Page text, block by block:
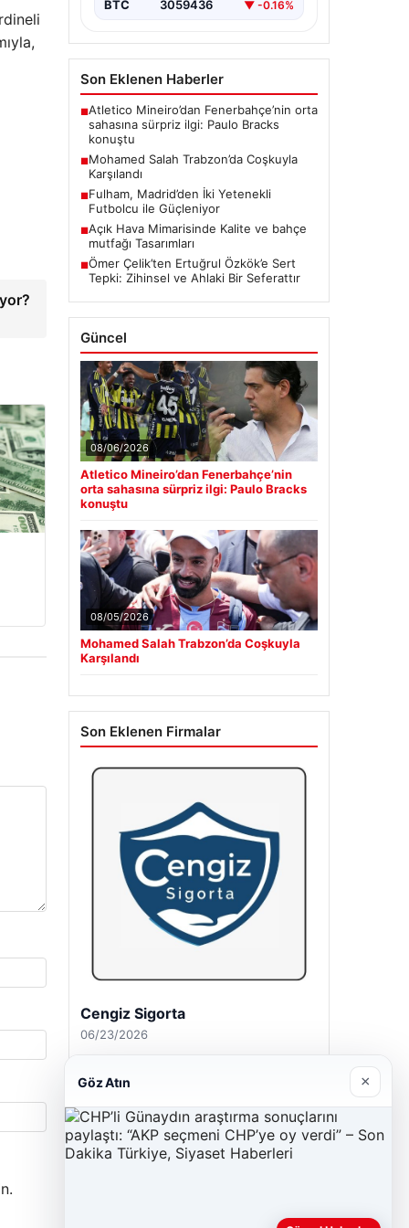
BTC 3059436 ▼ -0.16%
Son Eklenen Haberler
■Atletico Mineiro’dan Fenerbahçe’nin orta
sahasına sürpriz ilgi: Paulo Bracks
konuştu
■Mohamed Salah Trabzon’da Coşkuyla
Karşılandı
■Fulham, Madrid’den İki Yetenekli
Futbolcu ile Güçleniyor
■Açık Hava Mimarisinde Kalite ve bahçe
mutfağı Tasarımları
■Ömer Çelik’ten Ertuğrul Özkök’e Sert
Tepki: Zihinsel ve Ahlaki Bir Seferattır
Güncel
08/06/2026
Atletico Mineiro’dan Fenerbahçe’nin
orta sahasına sürpriz ilgi: Paulo Bracks
konuştu
08/05/2026
Mohamed Salah Trabzon’da Coşkuyla
Karşılandı
Son Eklenen Firmalar
Cengiz Sigorta
06/23/2026
Göz Atın ×